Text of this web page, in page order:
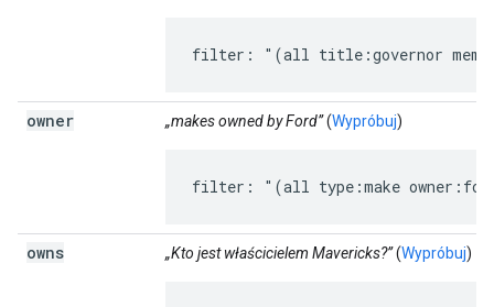
filter: "(all title:governor
owner „makes owned by Ford”(Wypróbuj)
filter: "(all type:make
owns „Kto jest właścicielem Mavericks?”(Wypróbuj)